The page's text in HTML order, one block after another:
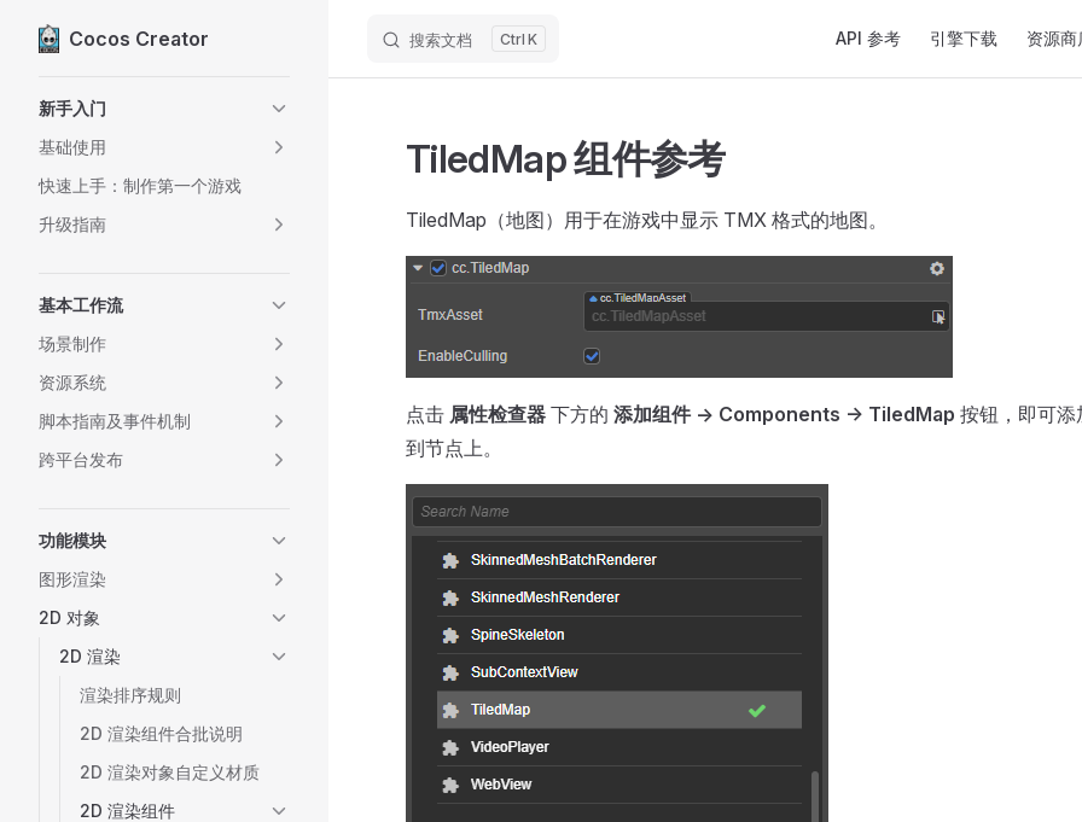
Skip to content
Cocos Creator 搜索文档 K API 参考 引擎下载 资源商
新手入门
基础使用
快速上手：制作第一个游戏
升级指南
基本工作流
场景制作
资源系统
脚本指南及事件机制
跨平台发布
功能模块
图形渲染
2D 对象
2D 渲染
渲染排序规则
2D 渲染组件合批说明
2D 渲染对象自定义材质
2D 渲染组件
TiledMap 组件参考
TiledMap（地图）用于在游戏中显示 TMX 格式的地图。
点击 属性检查器 下方的 添加组件 -> Components -> TiledMap 按钮，即可
到节点上。